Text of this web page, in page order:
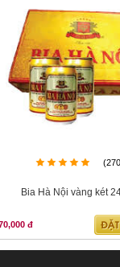
Bia Hà Nội vàng két
đ